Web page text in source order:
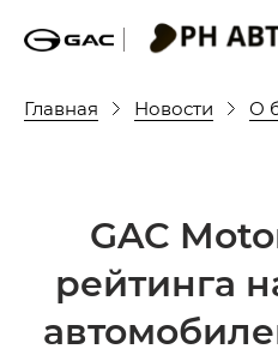
Главная Новости О
GAC
рейтинга